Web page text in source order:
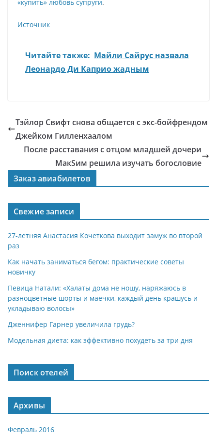
«купить» любовь супруги.
Источник
Читайте также: Майли Сайрус назвала
Леонардо Ди Каприо жадным
Тэйлор Свифт снова общается с экс-бойфрендом
Джейком Гилленхаалом
После расставания с отцом младшей дочери
МакSим решила изучать богословие
Заказ авиабилетов
Свежие записи
27-летняя Анастасия Кочеткова выходит замуж во второй
раз
Как начать заниматься бегом: практические советы
новичку
Певица Натали: «Халаты дома не ношу, наряжаюсь в
разноцветные шорты и маечки, каждый день крашусь и
укладываю волосы»
Дженнифер Гарнер увеличила грудь?
Модельная диета: как эффективно похудеть за три дня
Поиск отелей
Архивы
Февраль 2016